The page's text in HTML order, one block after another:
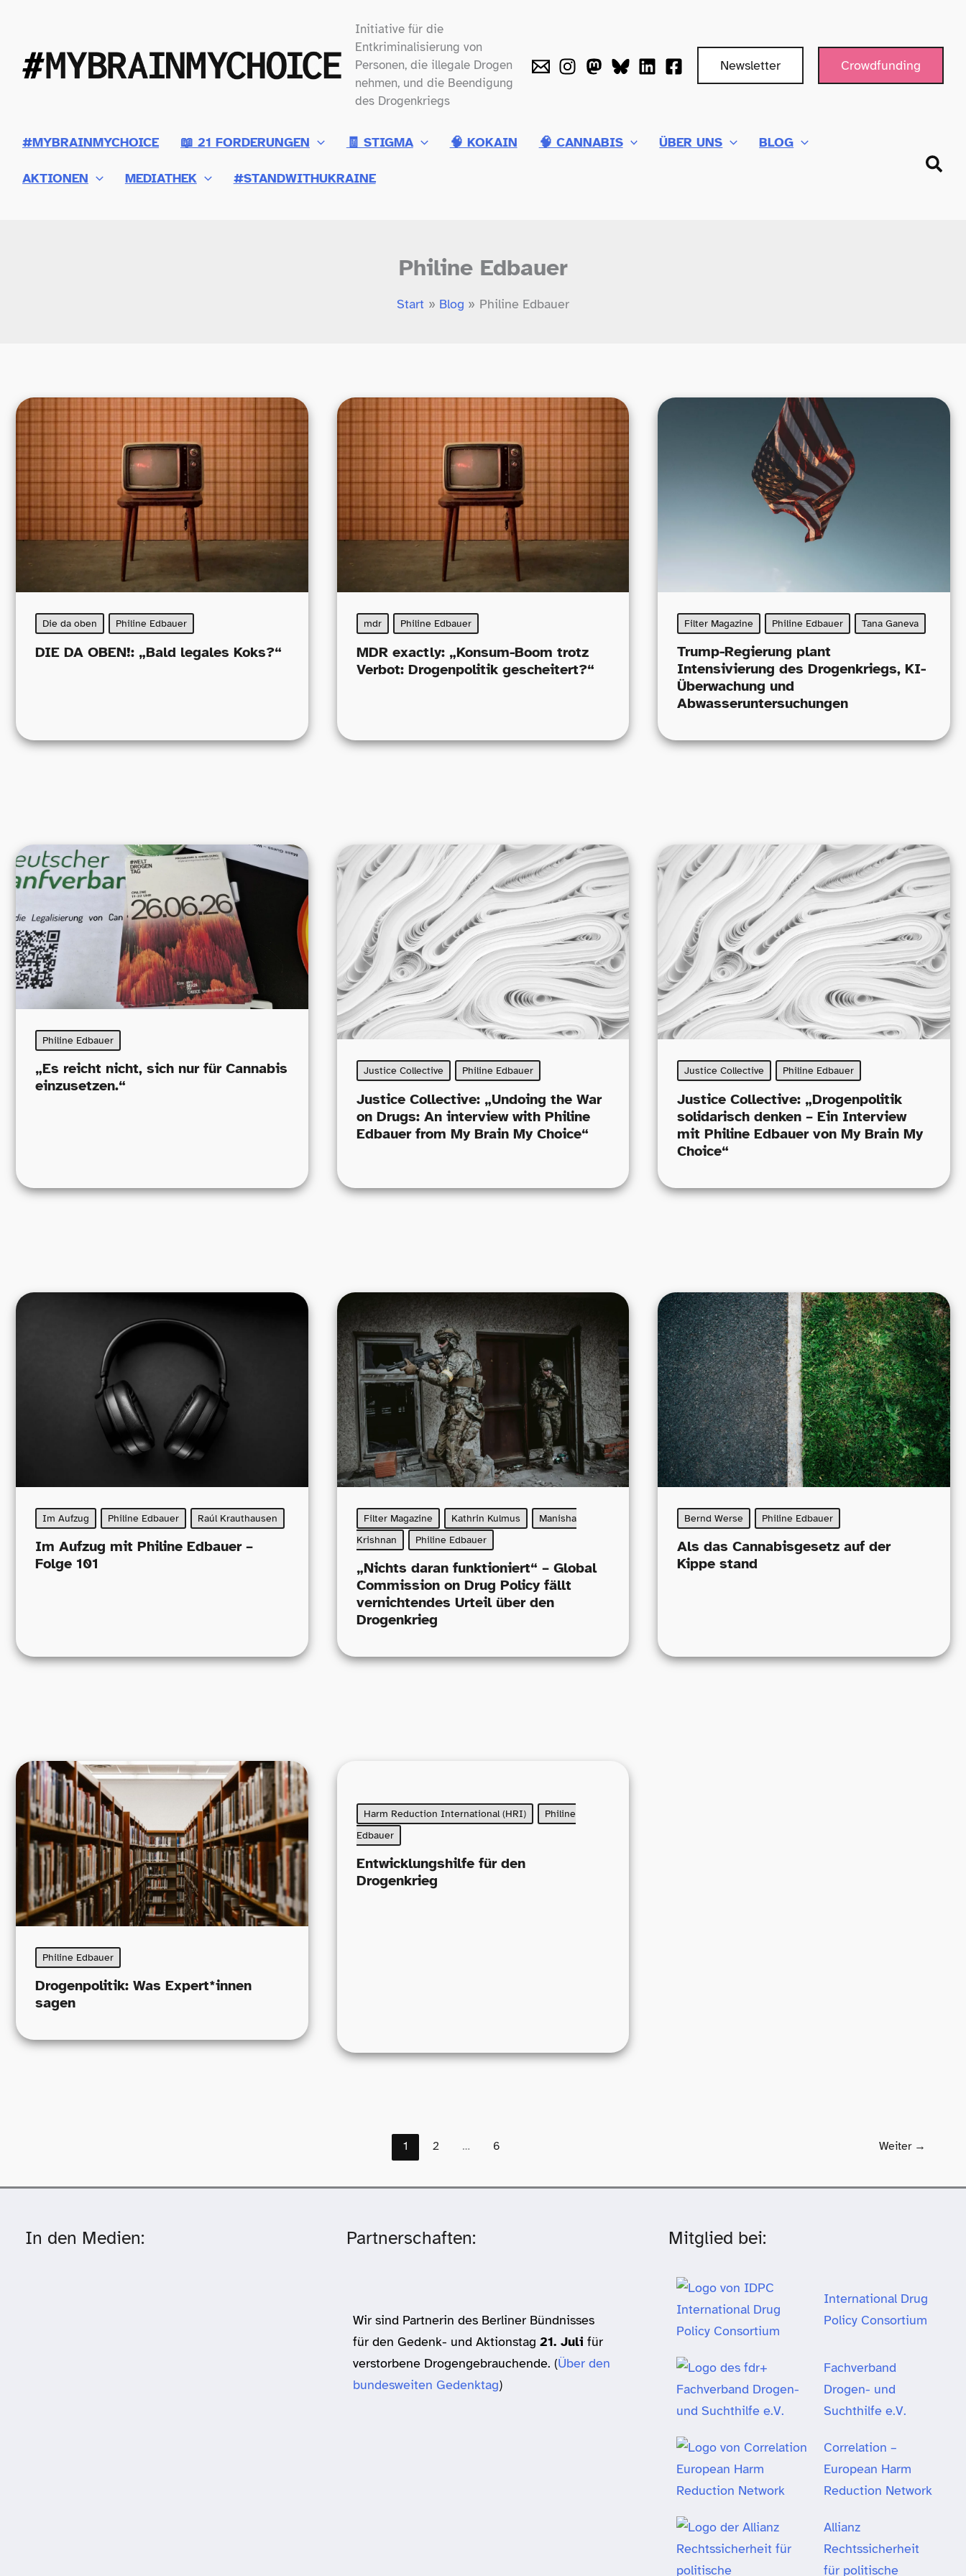
springen
Initiative für die
Entkriminalisierung von
Personen, die illegale Drogen
nehmen, und die Beendigung
des Drogenkriegs
Newsletter Crowdfunding
#MYBRAINMYCHOICE 📖 21 FORDERUNGEN 🧾 STIGMA 🧠 KOKAIN 🧠 CANNABIS ÜBER UNS BLOG
AKTIONEN MEDIATHEK #STANDWITHUKRAINE
Philine Edbauer
Start Blog Philine Edbauer
Die da oben Philine Edbauer
DIE DA OBEN!: „Bald legales Koks?“
mdr Philine Edbauer
MDR exactly: „Konsum-​Boom trotz
Verbot: Drogenpolitik gescheitert?“
Filter Magazine Philine Edbauer Tana Ganeva
Trump-​Regierung plant
Intensivierung des Drogenkriegs, KI-​
Überwachung und
Abwasseruntersuchungen
Philine Edbauer
„Es reicht nicht, sich nur für Cannabis
einzusetzen.“
Justice Collective Philine Edbauer
Justice Collective: „Undoing the War
on Drugs: An interview with Philine
Edbauer from My Brain My Choice“
Justice Collective Philine Edbauer
Justice Collective: „Drogenpolitik
solidarisch denken – Ein Interview
mit Philine Edbauer von My Brain My
Choice“
Im Aufzug Philine Edbauer Raúl Krauthausen
Im Aufzug mit Philine Edbauer –
Folge 101
Filter Magazine Kathrin Kulmus
Manisha
Krishnan
Philine Edbauer
„Nichts daran funktioniert“ – Global
Commission on Drug Policy fällt
vernichtendes Urteil über den
Drogenkrieg
Bernd Werse Philine Edbauer
Als das Cannabisgesetz auf der
Kippe stand
Philine Edbauer
Drogenpolitik: Was Expert*innen
sagen
Harm Reduction International (HRI)
Philine
Edbauer
Entwicklungshilfe für den
Drogenkrieg
1 2 … 6 Weiter →
In den Medien: Partnerschaften:
Wir sind Partnerin des Berliner Bündnisses
für den Gedenk- und Aktionstag21. Juli für
verstorbene Drogengebrauchende. (Über den
bundesweiten Gedenktag)
Mitglied bei:
International Drug
Policy Consortium
Fachverband
Drogen- und
Suchthilfe e.V.
Correlation –
European Harm
Reduction Network
Allianz
Rechtssicherheit
für politische